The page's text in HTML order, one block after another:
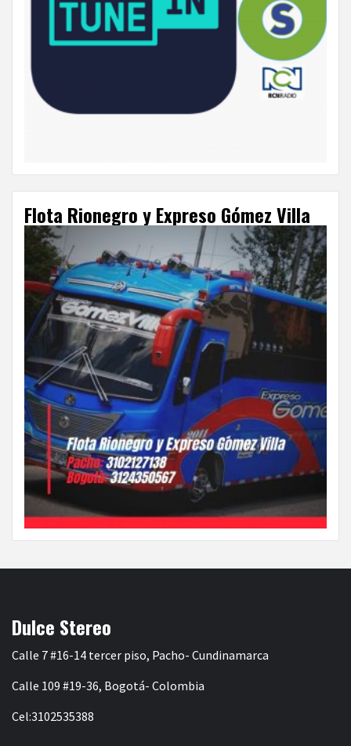
Flota Rionegro y Expreso Gómez Villa
Dulce Stereo
Calle 7 #16-14 tercer piso, Pacho- Cundinamarca
Calle 109 #19-36, Bogotá- Colombia
Cel:3102535388